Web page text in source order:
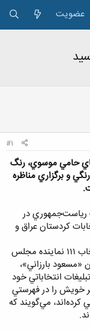
عضویت
#1
حامي موسوي، رنگ
و برگزاري مناظره
انتخابات رياست‌جمهوري در
كردستان عراق و
به گزارش ايلنا، در انتخابات کردستان عراق كه انتخاب ۱۱۱ نماینده مجلس
بارزاني»،
انتخاباتي خود
خويش را در فهرستي
مي‌گويند كه